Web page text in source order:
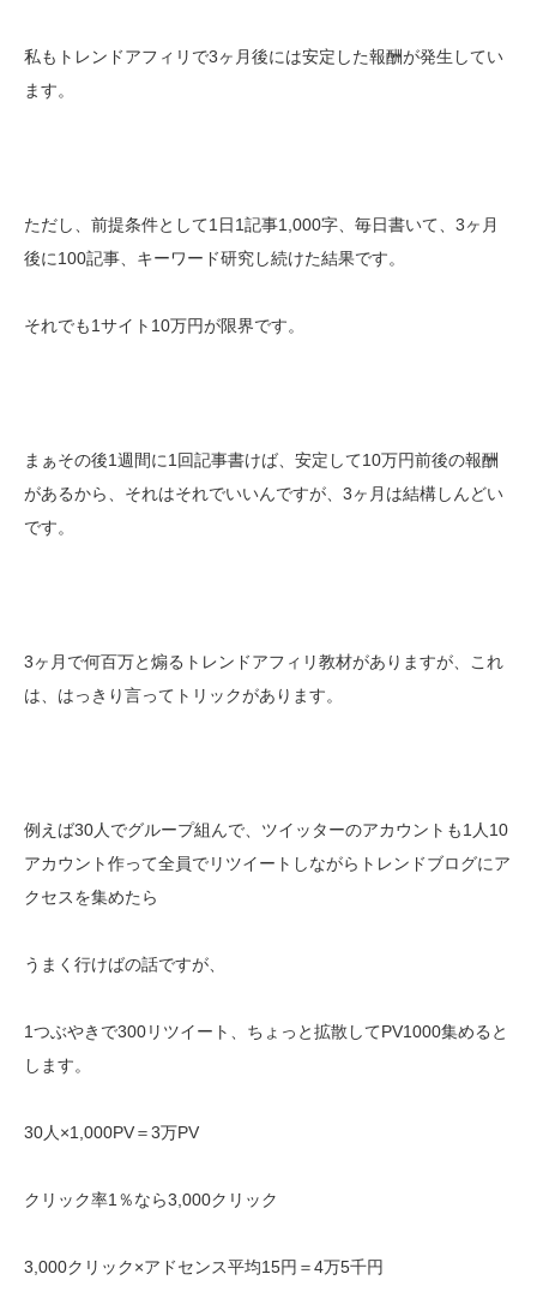
私もトレンドアフィリで3ヶ月後には安定した報酬が発生してい
ます。
ただし、前提条件として1日1記事1,000字、毎日書いて、3ヶ月
後に100記事、キーワード研究し続けた結果です。
それでも1サイト10万円が限界です。
まぁその後1週間に1回記事書けば、安定して10万円前後の報酬
があるから、それはそれでいいんですが、3ヶ月は結構しんどい
です。
3ヶ月で何百万と煽るトレンドアフィリ教材がありますが、これ
は、はっきり言ってトリックがあります。
例えば30人でグループ組んで、ツイッターのアカウントも1人10
アカウント作って全員でリツイートしながらトレンドブログにア
クセスを集めたら
うまく行けばの話ですが、
1つぶやきで300リツイート、ちょっと拡散してPV1000集めると
します。
30人×1,000PV＝3万PV
クリック率1％なら3,000クリック
3,000クリック×アドセンス平均15円＝4万5千円